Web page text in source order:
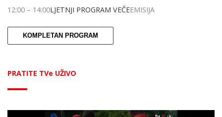
12:00 – 14:00LJETNJI PROGRAM VEČEEMISIJA
KOMPLETAN PROGRAM
PRATITE TVe UŽIVO